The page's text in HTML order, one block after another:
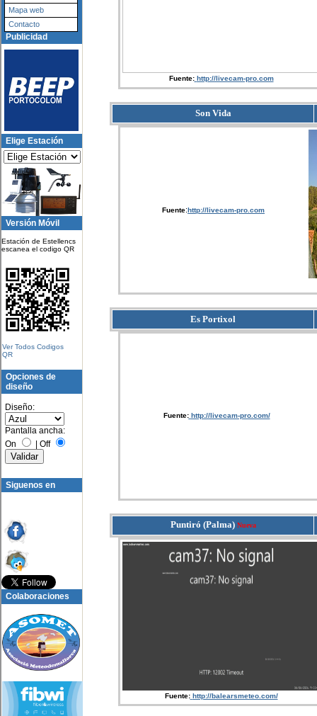
Mapa web
Contacto
Publicidad
Elige Estación
Versión Móvil
Estación de Estellencs
escanea el codigo QR
Ver Todos Codigos
QR
Opciones de
diseño
Diseño:
Pantalla ancha:
On
Off
Siguenos en
Colaboraciones
Fuente: http://livecam-pro.com
Son Vida
Fuente:http://livecam-pro.com
Es Portixol
Fuente: http://livecam-pro.com/
Puntiró (Palma) Nueva
Fuente: http://balearsmeteo.com/